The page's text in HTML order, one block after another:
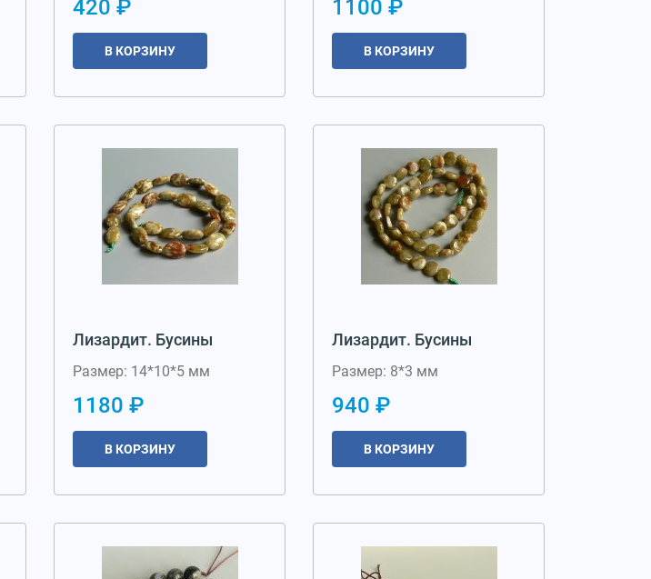
420 ₽
В КОРЗИНУ
1100 ₽
В КОРЗИНУ
Лизардит. Бусины
Размер: 14*10*5 мм
1180 ₽
В КОРЗИНУ
Лизардит. Бусины
Размер: 8*3 мм
940 ₽
В КОРЗИНУ